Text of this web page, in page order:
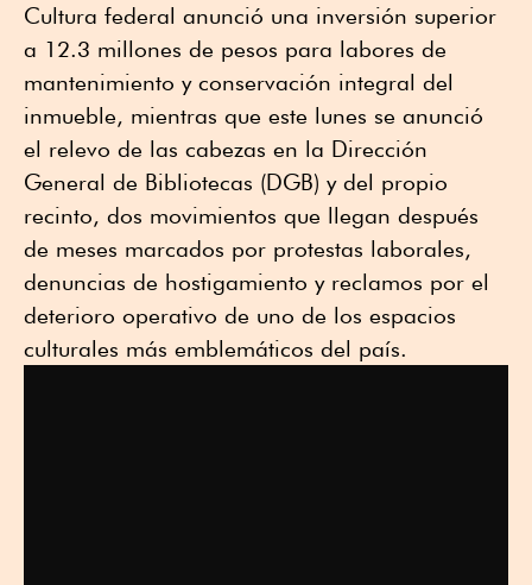
Cultura federal anunció una inversión superior
a 12.3 millones de pesos para labores de
mantenimiento y conservación integral del
inmueble, mientras que este lunes se anunció
el relevo de las cabezas en la Dirección
General de Bibliotecas (DGB) y del propio
recinto, dos movimientos que llegan después
de meses marcados por protestas laborales,
denuncias de hostigamiento y reclamos por el
deterioro operativo de uno de los espacios
culturales más emblemáticos del país.